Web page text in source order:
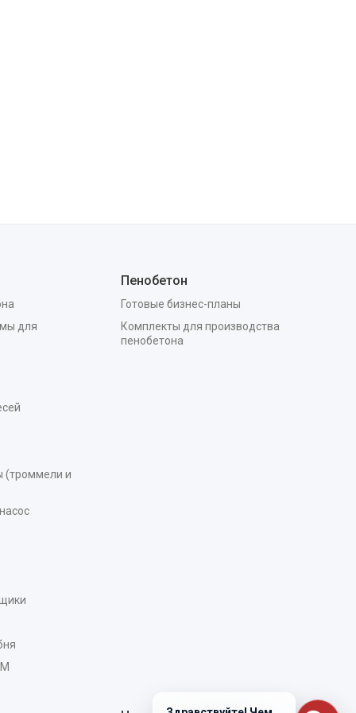
для
(троммели и
Пенобетон
Готовые бизнес-планы
Комплекты для производства
пенобетона